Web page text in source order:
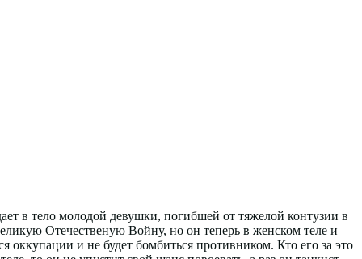
в тело молодой девушки, погибшей от тяжелой контузии в
Отечественую Войну, но он теперь в женском теле и
оккупации и не будет бомбиться противником. Кто его за это